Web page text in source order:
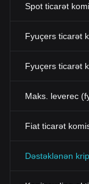
Spot ticarət
Fyuçers ticarət
Fyuçers ticarət
Maks. leverec
Fiat ticarət
Dəstəklənən